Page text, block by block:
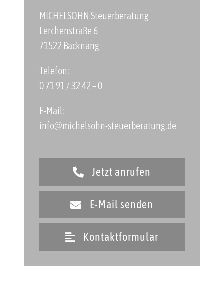
MICHELSOHN Steuerberatung
Lerchenstraße 6
71522 Backnang
Telefon:
0 71 91 / 32 42 – 0
E-Mail:
info@michelsohn-steuerberatung.de
Jetzt anrufen
E-Mail senden
Kontaktformular